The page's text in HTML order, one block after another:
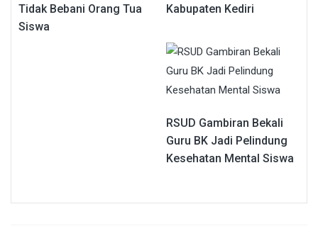
Tidak Bebani Orang Tua
Siswa
Kabupaten Kediri
RSUD Gambiran Bekali
Guru BK Jadi Pelindung
Kesehatan Mental Siswa